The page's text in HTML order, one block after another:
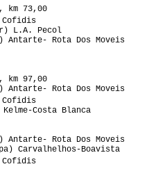
km 73,00
Cofidis
L.A. Pecol
Antarte- Rota Dos Moveis
km 97,00
Antarte- Rota Dos Moveis
Cofidis
Kelme-Costa Blanca
Antarte- Rota Dos Moveis
Carvalhelhos-Boavista
Cofidis